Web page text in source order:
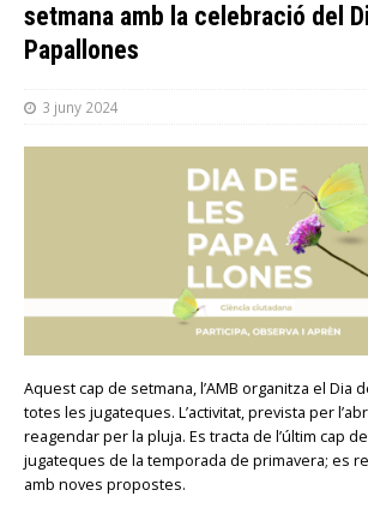
setmana amb la celebració del
Papallones
3 juny 2024
Aquest cap de setmana, l’AMB organitza el Dia
totes les jugateques. L’activitat, prevista per
reagendar per la pluja. Es tracta de l’últim cap
jugateques de la temporada de primavera; es
amb noves propostes.